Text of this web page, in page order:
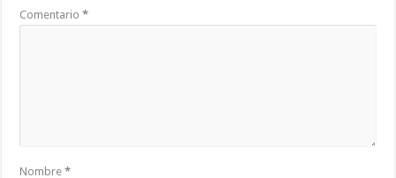
Comentario*
Nombre*